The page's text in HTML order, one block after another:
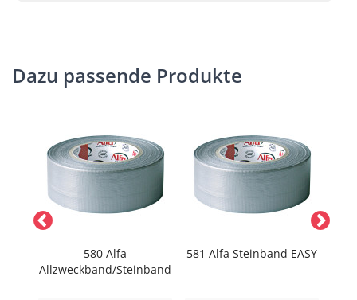
Dazu passende Produkte
580 Alfa
Allzweckband/Steinband
581 Alfa Steinband EASY